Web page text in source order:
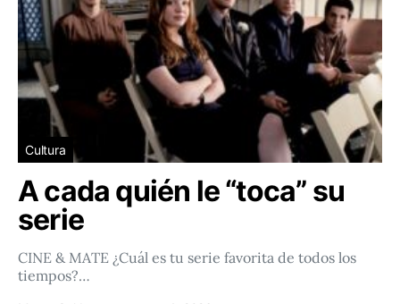
Cultura
A cada quién le “toca” su
serie
CINE & MATE ¿Cuál es tu serie favorita de todos los
tiempos?…